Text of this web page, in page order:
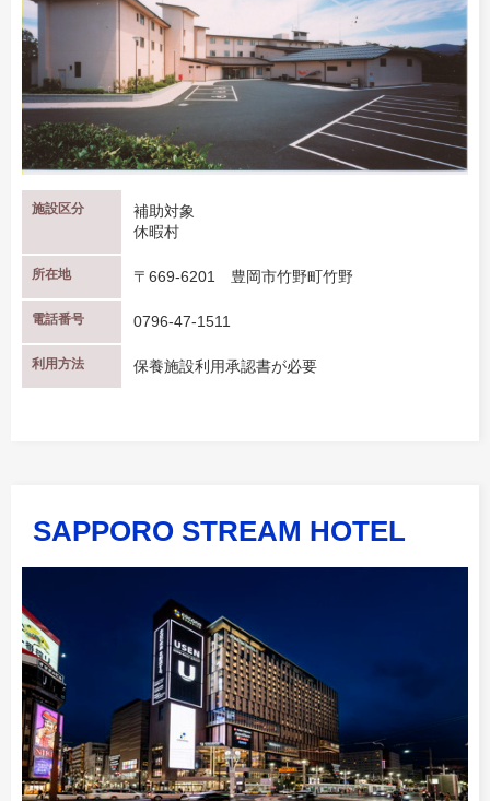
施設区分
補助対象
休暇村
所在地 〒669-6201 豊岡市竹野町竹野
電話番号 0796-47-1511
利用方法 保養施設利用承認書が必要
SAPPORO STREAM HOTEL